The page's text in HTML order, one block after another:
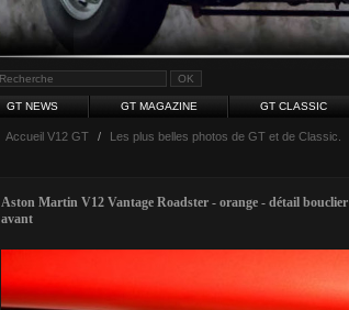
GT NEWS GT MAGAZINE GT CLASSIC
Accueil V12 GT / Les plus belles photos de GT et de Classic.
Aston Martin V12 Vantage Roadster - orange - détail bouclier
avant